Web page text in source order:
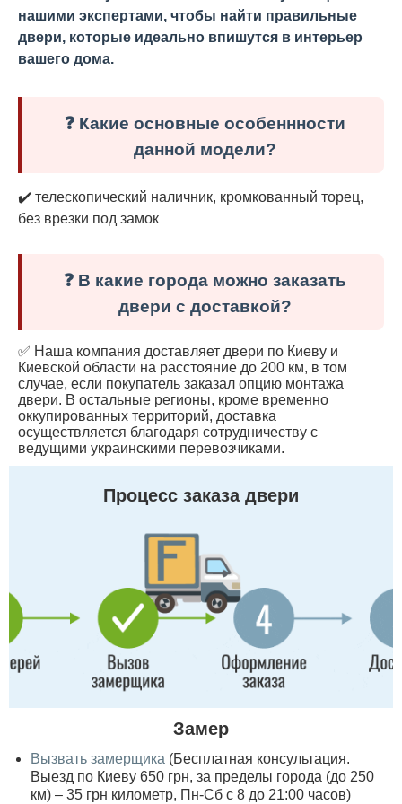
нашими экспертами, чтобы найти правильные
двери, которые идеально впишутся в интерьер
вашего дома.
❓ Какие основные особеннности
данной модели?
✔️ телескопический наличник, кромкованный торец,
без врезки под замок
❓ В какие города можно заказать
двери с доставкой?
✅ Наша компания доставляет двери по Киеву и
Киевской области на расстояние до 200 км, в том
случае, если покупатель заказал опцию монтажа
двери. В остальные регионы, кроме временно
оккупированных территорий, доставка
осуществляется благодаря сотрудничеству с
ведущими украинскими перевозчиками.
Процесс заказа двери
Замер
Вызвать замерщика (Бесплатная консультация.
Выезд по Киеву 650 грн, за пределы города (до 250
км) – 35 грн километр, Пн-Сб с 8 до 21:00 часов)